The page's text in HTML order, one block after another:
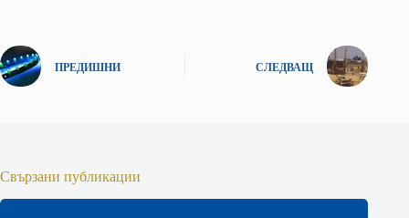
ПРЕДИШНИ СЛЕДВАЩ
Свързани публикации